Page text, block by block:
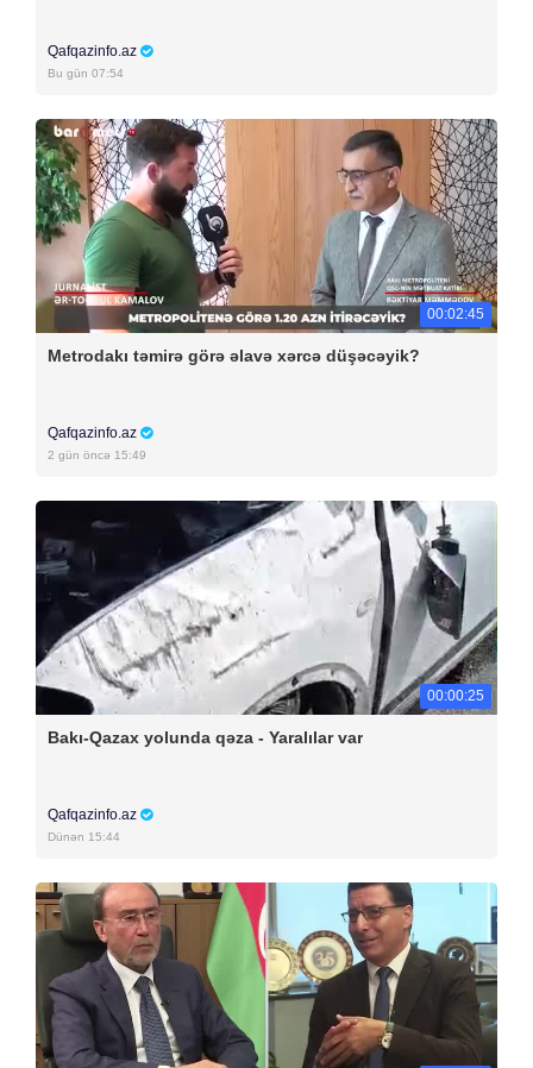
Qafqazinfo.az
Bu gün 07:54
00:02:45
Metrodakı təmirə görə əlavə xərcə düşəcəyik?
Qafqazinfo.az
2 gün öncə 15:49
00:00:25
Bakı-Qazax yolunda qəza - Yaralılar var
Qafqazinfo.az
Dünən 15:44